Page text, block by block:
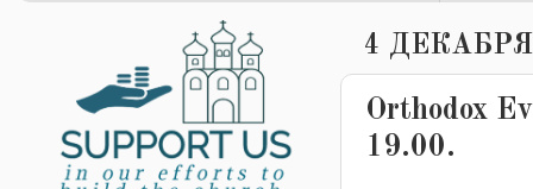
4 ДЕКАБРЯ
Orthodox
19.00.